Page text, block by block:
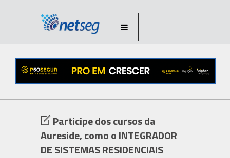
Participe dos cursos da
Aureside, como o INTEGRADOR
DE SISTEMAS RESIDENCIAIS